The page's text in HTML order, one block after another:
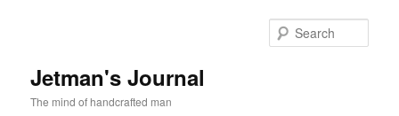
Jetman's Journal
The mind of handcrafted man